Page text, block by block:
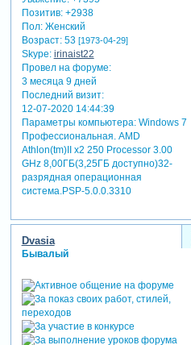
Позитив: +2938
Пол:Женский
Возраст:53 [1973-04-29]
Skype: irinaist22
Провел на форуме:
3 месяца 9 дней
Последний визит:
12-07-2020 14:44:39
Параметры компьютера:Windows 7
Профессиональная. AMD
Athlon(tm)II x2 250 Processor 3.00
GHz 8,00ГБ(3,25ГБ доступно)32-
разрядная операционная
система.PSP-5.0.0.3310
Dvasia
Бывалый